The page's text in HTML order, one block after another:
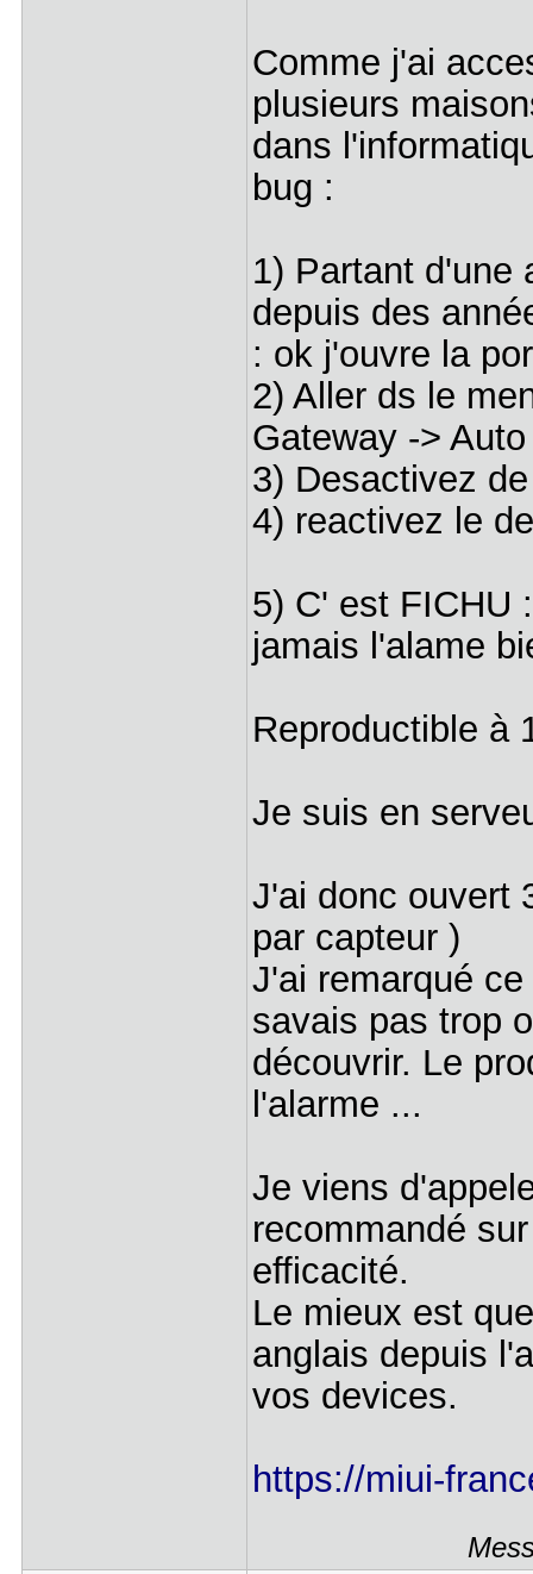
Comme j'ai
plusieurs
dans
bug :
1) Partant d'une
depuis des
: ok j'ouvre la
2) Aller ds le
Gateway ->
3) Desactivez
4) reactivez le
5) C' est FICHU
jamais l'alame
Reproductible à
Je suis en
J'ai donc ouvert
par capteur )
J'ai remarqué
savais pas trop
découvrir. Le
l'alarme ...
Je viens
recommandé
efficacité.
Le mieux est
anglais depuis
vos devices.
https://miui-